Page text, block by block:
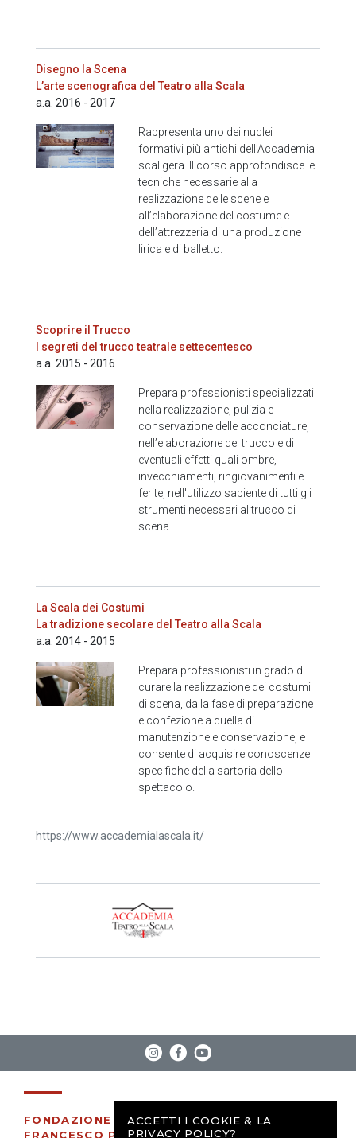
Disegno la Scena
L’arte scenografica del Teatro alla Scala
a.a. 2016 - 2017
Rappresenta uno dei nuclei
formativi più antichi dell’Accademia
scaligera. Il corso approfondisce le
tecniche necessarie alla
realizzazione delle scene e
all’elaborazione del costume e
dell’attrezzeria di una produzione
lirica e di balletto.
Scoprire il Trucco
I segreti del trucco teatrale settecentesco
a.a. 2015 - 2016
Prepara professionisti specializzati
nella realizzazione, pulizia e
conservazione delle acconciature,
nell’elaborazione del trucco e di
eventuali effetti quali ombre,
invecchiamenti, ringiovanimenti e
ferite, nell'utilizzo sapiente di tutti gli
strumenti necessari al trucco di
scena.
La Scala dei Costumi
La tradizione secolare del Teatro alla Scala
a.a. 2014 - 2015
Prepara professionisti in grado di
curare la realizzazione dei costumi
di scena, dalla fase di preparazione
e confezione a quella di
manutenzione e conservazione, e
consente di acquisire conoscenze
specifiche della sartoria dello
spettacolo.
https://www.accademialascala.it/
FONDAZIONE
FRANCESCO PASQUINELLI
ACCETTI I COOKIE & LA
PRIVACY POLICY?